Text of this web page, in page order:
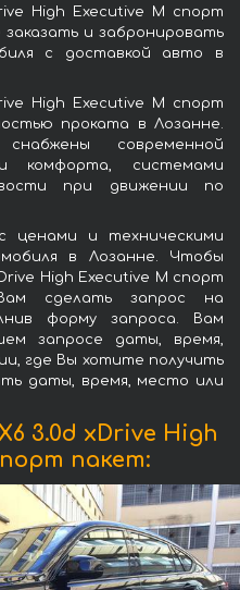
High Executive M спорт
и забронировать
с доставкой авто в
High Executive M спорт
проката в Лозанне.
современной
комфорта, системами
при движении по
ценами и техническими
в Лозанне. Чтобы
High Executive M спорт
сделать запрос на
форму запроса. Вам
запросе даты, время,
где Вы хотите получить
даты, время, место или
3.0d xDrive High
пакет: